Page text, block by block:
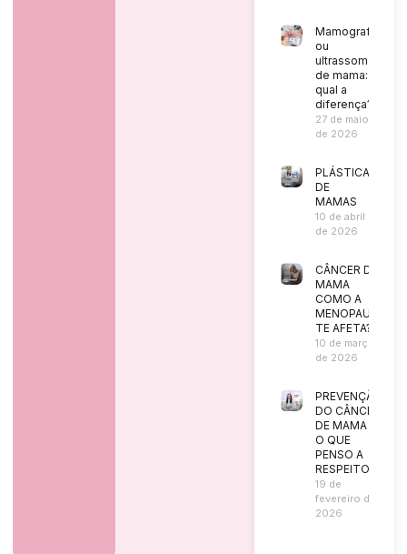
Mamografia
ou
ultrassom
de mama:
qual a
diferença?
27 de maio
de 2026
PLÁSTICA
DE
MAMAS
10 de abril
de 2026
CÂNCER DE
MAMA
COMO A
MENOPAUSA
TE AFETA?
10 de março
de 2026
PREVENÇÃO
DO CÂNCER
DE MAMA |
O QUE
PENSO A
RESPEITO?
19 de
fevereiro de
2026